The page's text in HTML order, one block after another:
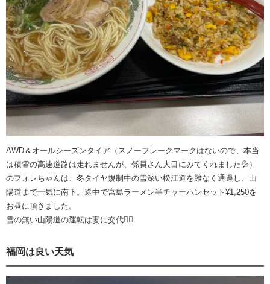
AWD＆オールシーズンタイア（スノーフレークマークはないので、本当
は積雪の高速道路は走れませんが、係員さん大目にみてくれました💦）
のフォレちゃんは、冬タイヤ規制中の雪深い松江道を難なく通過し、山
陽道まで一気に南下。途中で宮島ラーメン半チャーハンセット¥1,250を
お昼に頂きました。
雪の無い山陽道の運転は妻に交代😮‍💨
福岡は良い天気